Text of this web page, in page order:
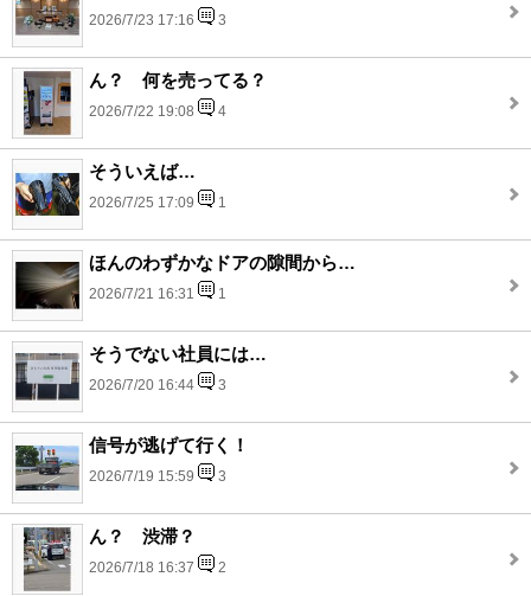
2026/7/23 17:16 3
ん？ 何を売ってる？
2026/7/22 19:08 4
そういえば…
2026/7/25 17:09 1
ほんのわずかなドアの隙間から…
2026/7/21 16:31 1
そうでない社員には…
2026/7/20 16:44 3
信号が逃げて行く！
2026/7/19 15:59 3
ん？ 渋滞？
2026/7/18 16:37 2